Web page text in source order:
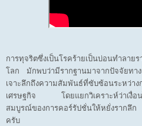
การทุจริตซึ่งเป็นโรคร้ายเป็นบ่อนทำล
โลก มักพบว่ามีรากฐานมาจากปัจจัยทา
เจาะลึกถึงความสัมพันธ์ที่ซับซ้อนระหว่า
เศรษฐกิจ โดยแยกวิเคราะห์ว่าเงื่อน
สมบูรณ์ของการคอร์รัปชั่นให้หยั่งรากลึ
ครับ